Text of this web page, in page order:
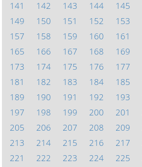
141
142 143 144 145
149
150 151 152 153
157
158 159 160 161
165
166 167 168 169
173
174 175 176 177
181
182 183 184 185
189
190 191 192 193
197
198 199 200 201
205
206 207 208 209
213
214 215 216 217
221
222 223 224 225